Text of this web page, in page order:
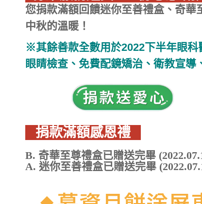
您捐款滿額回饋迷你至善禮盒、奇華
中秋的溫暖！
※其餘善款全數用於2022下半年眼
眼睛檢查、免費配鏡矯治、衛教宣導
捐款滿額感恩禮
B. 奇華至尊禮盒已贈送完畢
A. 迷你至善禮盒已贈送完畢